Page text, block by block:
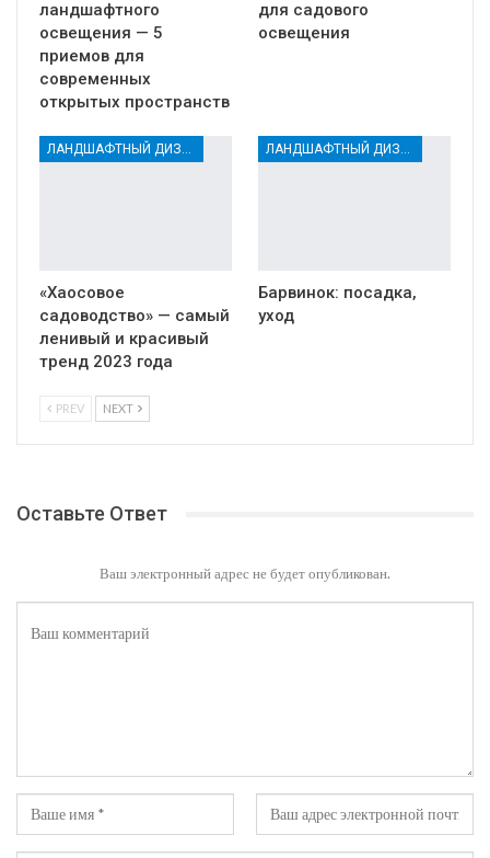
ландшафтного
освещения — 5
приемов для
современных
открытых пространств
для садового
освещения
ЛАНДШАФТНЫЙ ДИЗАЙН
«Хаосовое
садоводство» — самый
ленивый и красивый
тренд 2023 года
ЛАНДШАФТНЫЙ ДИЗАЙН
Барвинок: посадка,
уход
PREV NEXT
Оставьте Ответ
Ваш электронный адрес не будет опубликован.